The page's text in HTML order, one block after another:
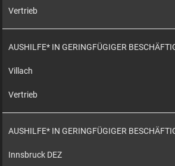
Vertrieb
AUSHILFE* IN GERINGFÜGIGER
Villach
Vertrieb
AUSHILFE* IN GERINGFÜGIGER
Innsbruck DEZ